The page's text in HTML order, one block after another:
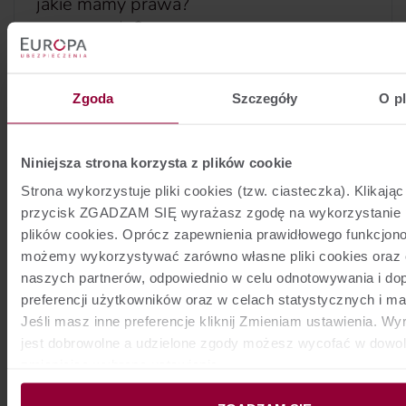
Zgoda Szczegóły O
Niniejsza strona korzysta z plików cookie
Strona wykorzystuje pliki cookies (tzw. ciasteczka). Klikając
przycisk ZGADZAM SIĘ wyrażasz zgodę na wykorzystanie
plików cookies. Oprócz zapewnienia prawidłowego
możemy wykorzystywać zarówno własne pliki cookies oraz
naszych partnerów, odpowiednio w celu odnotowywania i
preferencji użytkowników oraz w celach statystycznych i
Jeśli masz inne preferencje kliknij Zmieniam ustawienia.
jest dobrowolne a udzielone zgody możesz wycofać w
Administratorem Twoich danych osobowych jest Europa
lotniczą macie już za sobą. Jedyne, co powstrzymuje was
Podchodzicie do właściwego stanowiska i czekacie. I
czekacie, i czekacie i… waszego bagażu nie ma na taśmie!
walizki, a wy zostaliście z pustymi rękami.
Stało się: wakacyjne nieszczęście w postaci zgubionego
bagażu przytrafiło się właśnie wam. Co powinniście zrobić,
żeby go odzyskać? Czy przysługuje wam odszkodowanie?
więcej...
Turystyka
Gdzie na wakacje w 2021 roku - 5